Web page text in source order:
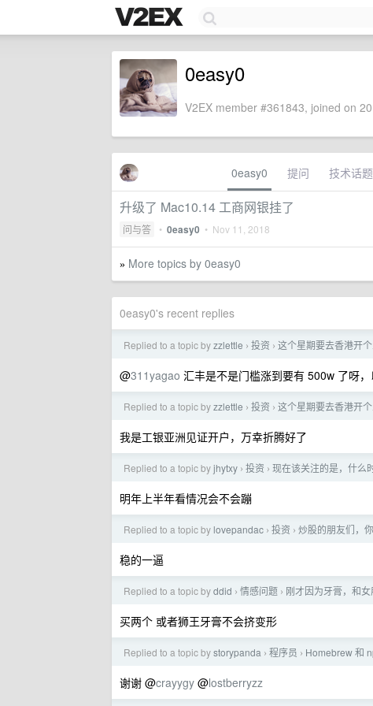
0easy0
V2EX member #361843, joined on
0easy0 提问 技术话题
升级了 Mac10.14 工商网银挂了
问与答 • 0easy0 • Nov 11, 2018
» More topics by 0easy0
0easy0's recent replies
Replied to a topic byzzlettle › 投资 › 这个星期要去香港开
@311yagao 汇丰是不是门槛涨到要有 500w 了呀
Replied to a topic byzzlettle › 投资 › 这个星期要去香港开
我是工银亚洲见证开户，万幸折腾好了
Replied to a topic byjhytxy › 投资 › 现在该关注的是，什么
明年上半年看情况会不会蹦
Replied to a topic by lovepandac › 投资 › 炒股的朋友们，
稳的一逼
Replied to a topic byddid › 情感问题 › 刚才因为牙膏，和女
买两个 或者狮王牙膏不会挤变形
Replied to a topic bystorypanda › 程序员 › Homebrew 和
谢谢 @crayygy @lostberryzz